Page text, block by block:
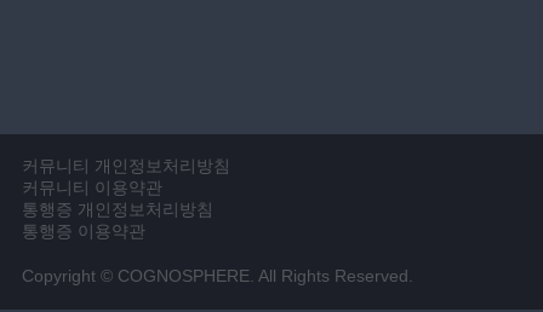
커뮤니티 개인정보처리방침
커뮤니티 이용약관
통행증 개인정보처리방침
통행증 이용약관
Copyright © COGNOSPHERE. All Rights Reserved.